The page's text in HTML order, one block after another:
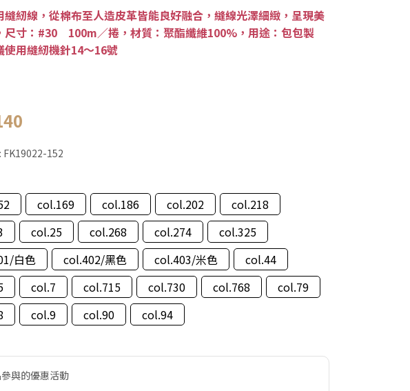
縫紉線，從棉布至人造皮革皆能良好融合，縫線光澤細緻，呈現美
尺寸：#30 100m／捲，材質：聚酯纖維100%，用途：包包製
使用縫紉機針14～16號
FK19022-152
col.169 col.186 col.202
col.218
col.25 col.268 col.274
col.325
白色
col.402/黑色 col.403/米色
col.44
col.7 col.715 col.730 col.768
col.79
col.9 col.90 col.94
與的優惠活動